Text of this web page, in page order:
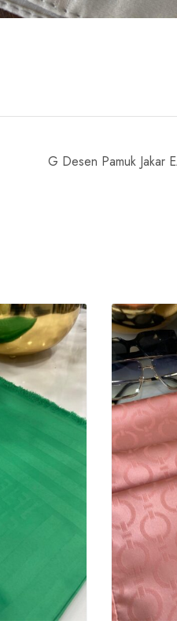
G Desen Pamuk Jakar